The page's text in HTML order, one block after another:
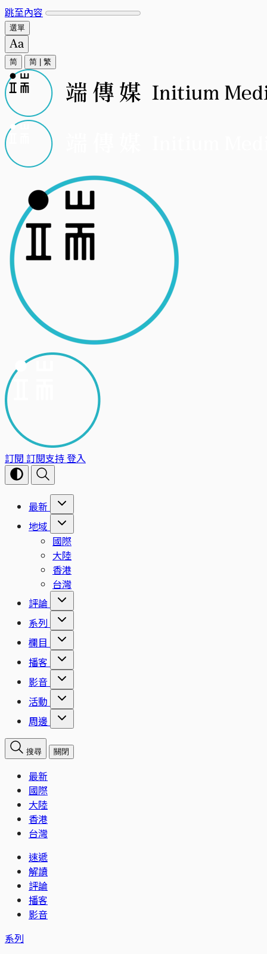
跳至內容
選單
简 简 繁
訂閱 訂閱支持登入
最新
地域
國際
大陸
香港
台灣
評論
系列
欄目
播客
影音
活動
周邊
搜尋 關閉
最新
國際
大陸
香港
台灣
速遞
解讀
評論
播客
影音
系列